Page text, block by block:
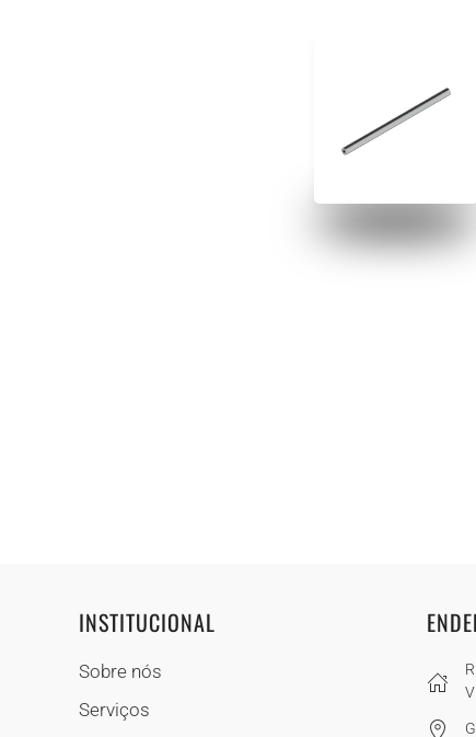
INSTITUCIONAL
Sobre nós
Serviços